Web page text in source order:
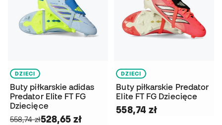
DZIECI
Buty piłkarskie adidas
Predator Elite FT FG
Dziecięce
558,74 zł528,65 zł
DZIECI
Buty piłkarskie Predator
Elite FT FG Dziecięce
558,74 zł